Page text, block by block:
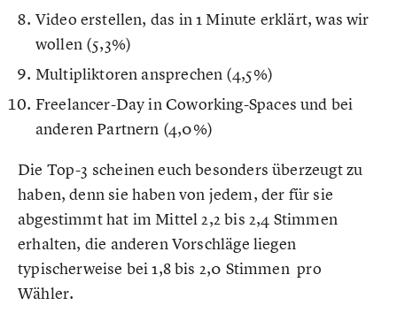
Video erstellen, das in 1 Minute erklärt, was wir
wollen (5,3%)
Multipliktoren ansprechen (4,5%)
Freelancer-Day in Coworking-Spaces und bei
anderen Partnern (4,0%)
Die Top-3 scheinen euch besonders überzeugt zu
haben, denn sie haben von jedem, der für sie
abgestimmt hat im Mittel 2,2 bis 2,4 Stimmen
erhalten, die anderen Vorschläge liegen
typischerweise bei 1,8 bis 2,0 Stimmen pro
Wähler.